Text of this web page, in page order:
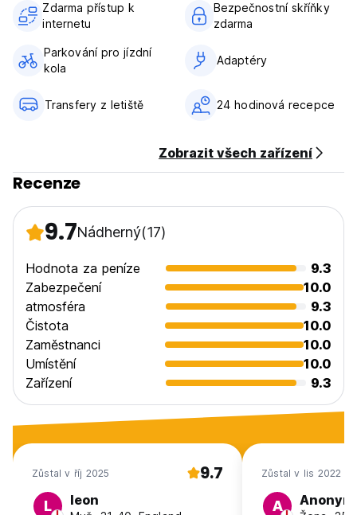
Zdarma přístup k
internetu
Bezpečnostní skříňky
zdarma
Parkování pro jízdní
kola
Adaptéry
Transfery z letiště 24 hodinová recepce
Zobrazit všech zařízení
Recenze
9.7Nádherný(17)
Hodnota za peníze
9.3
Zabezpečení
10.0
atmosféra
9.3
Čistota
10.0
Zaměstnanci
10.0
Umístění
10.0
Zařízení
9.3
Zůstal v říj 2025 9.7
L leon
Zůstal v lis 2022
A